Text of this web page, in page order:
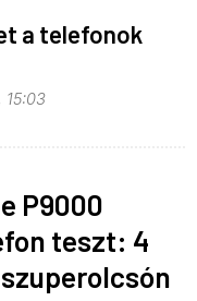
a telefonok
15:03
P9000
teszt: 4
szuperolcsón